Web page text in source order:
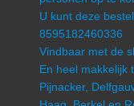
U kunt deze
8595182460336
Vindbaar met de
En heel makkelijk
Pijnacker,